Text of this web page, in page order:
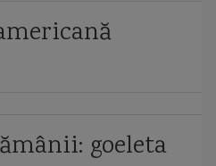
goeleta